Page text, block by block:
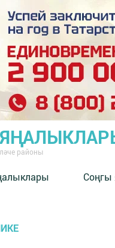
районы
Соңгы